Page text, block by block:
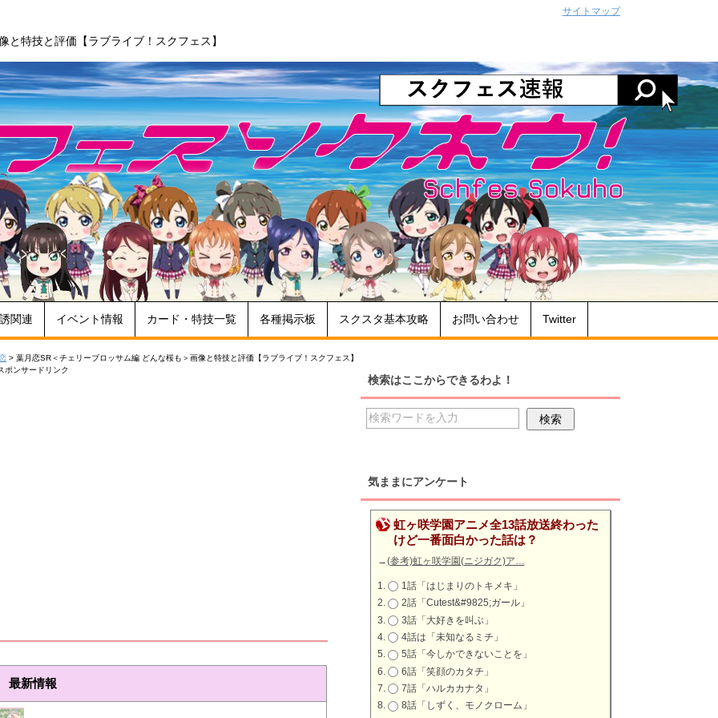
特技と評価【ラブライブ！スクフェス】
関連 イベント情報 カード・特技一覧 各種掲示板 スクスタ基本攻略 お問い合わせ Twitter
> 葉月恋SR＜チェリーブロッサム編 どんな桜も＞画像と特技と評価【ラブライブ！スクフェス】
ポンサードリンク
最新情報
検索はここからできるわよ！
気ままにアンケート
虹ヶ咲学園アニメ全13話放送終わった
けど一番面白かった話は？
→(参考)虹ヶ咲学園(ニジガク)ア…
1話「はじまりのトキメキ」
2話「Cutest&#9825;ガール」
3話「大好きを叫ぶ」
4話は「未知なるミチ」
5話「今しかできないことを」
6話「笑顔のカタチ」
7話「ハルカカナタ」
8話「しずく、モノクローム」
サイトマップ